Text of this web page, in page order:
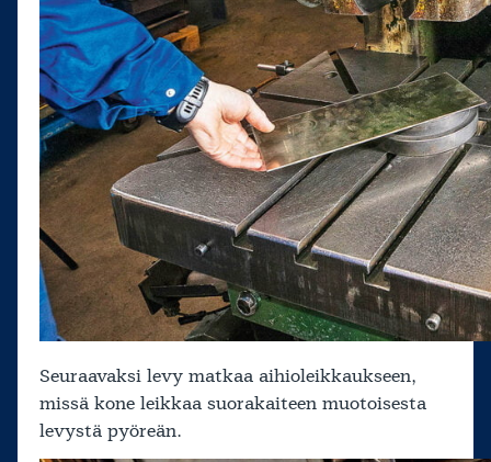
Seuraavaksi levy matkaa aihioleikkaukseen,
missä kone leikkaa suorakaiteen muotoisesta
levystä pyöreän.